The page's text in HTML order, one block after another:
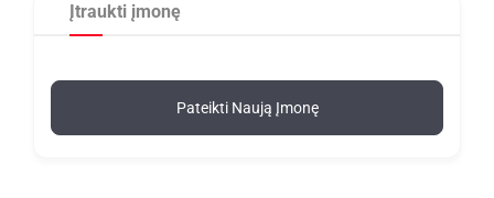
Įtraukti įmonę
Pateikti Naują Įmonę